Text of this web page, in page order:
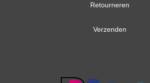
Retourneren
Verzenden